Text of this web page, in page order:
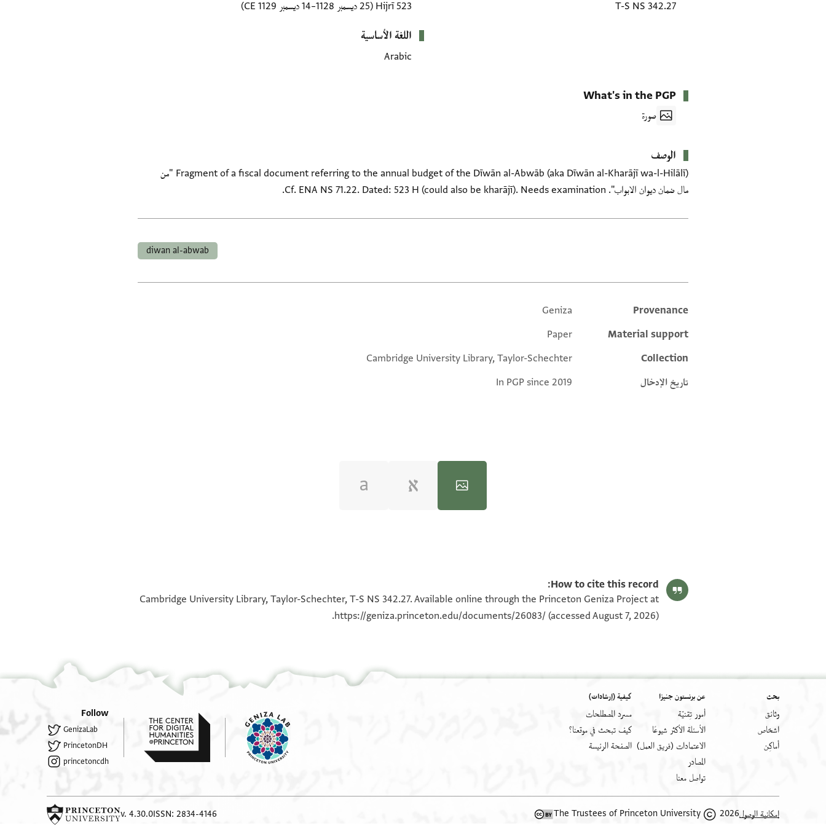
T-S NS 342.27
523 Hijrī (25 ديسمبر 1128–14 ديسمبر 1129 CE)
اللغة الأساسية
Arabic
What's in the PGP
صورة
الوصف
Fragment of a fiscal document referring to the annual budget of the Dīwān al-Abwāb (aka Dīwān al-Kharājī wa-l-Hilālī) "من
مال ضمان ديوان الابواب". Cf. ENA NS 71.22. Dated: 523 H (could also be kharājī). Needs examination.
diwan al-abwab
Additional metadata
Provenance
Geniza
Material support
Paper
Collection
Cambridge University Library, Taylor-Schechter
تاريخ الإدخال
In PGP since 2019
100%
100%
How to cite this record:
Cambridge University Library, Taylor-Schechter, T-S NS 342.27. Available online through the Princeton Geniza Project at
https://geniza.princeton.edu/documents/26083/ (accessed August 7, 2026).
بحث
وثائق
اشخاص
أَماكِن
عن برنستون جنيزا
أمور تِقنيّة
الأسئلة الأكثر شيوعًا
الاعتمادات (فريق العمل)
المصادر
تواصل معنا
كيفية (إرشادات)
مسرد المصطلحات
كيف تبحث في موقعنا؟
الصفحة الرئيسة
Follow
GenizaLab
PrincetonDH
princetoncdh
إمكانية الوصول2026 The Trustees of Princeton University
ISSN: 2834-4146
v. 4.30.0